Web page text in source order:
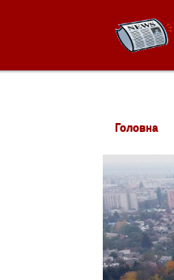
Головна